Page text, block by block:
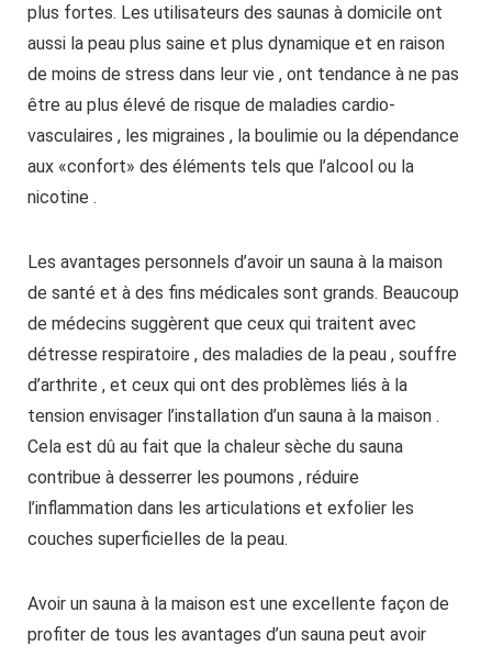
plus fortes. Les utilisateurs des saunas à domicile ont
aussi la peau plus saine et plus dynamique et en raison
de moins de stress dans leur vie , ont tendance à ne pas
être au plus élevé de risque de maladies cardio-
vasculaires , les migraines , la boulimie ou la dépendance
aux «confort» des éléments tels que l’alcool ou la
nicotine .
Les avantages personnels d’avoir un sauna à la maison
de santé et à des fins médicales sont grands. Beaucoup
de médecins suggèrent que ceux qui traitent avec
détresse respiratoire , des maladies de la peau , souffre
d’arthrite , et ceux qui ont des problèmes liés à la
tension envisager l’installation d’un sauna à la maison .
Cela est dû au fait que la chaleur sèche du sauna
contribue à desserrer les poumons , réduire
l’inflammation dans les articulations et exfolier les
couches superficielles de la peau.
Avoir un sauna à la maison est une excellente façon de
profiter de tous les avantages d’un sauna peut avoir